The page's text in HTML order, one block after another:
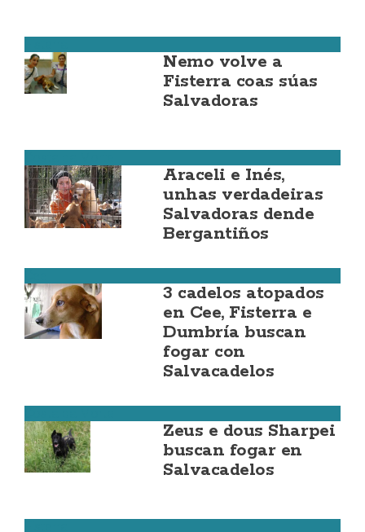
Nemo volve a
Fisterra coas súas
Salvadoras
Araceli e Inés,
unhas verdadeiras
Salvadoras dende
Bergantiños
3 cadelos atopados
en Cee, Fisterra e
Dumbría buscan
fogar con
Salvacadelos
Zeus e dous Sharpei
buscan fogar en
Salvacadelos